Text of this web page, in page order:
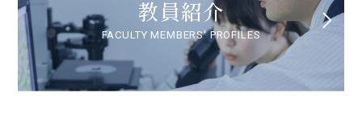
教員紹介
FACULTY MEMBERS' PROFILES